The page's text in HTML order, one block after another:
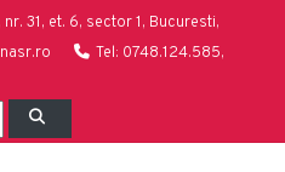
31, et. 6, sector 1, Bucuresti,
Tel: 0748.124.585,